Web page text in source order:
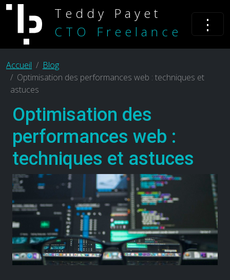
Teddy Payet
CTO Freelance
⋮
Accueil
Blog
Optimisation des performances web : techniques et
astuces
Optimisation des
performances web :
techniques et astuces